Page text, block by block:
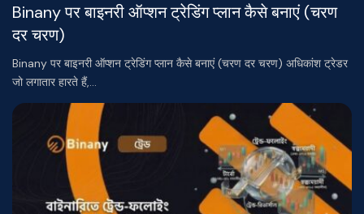
Binany पर बाइनरी ऑप्शन ट्रेडिंग प्लान कैसे बनाएं (चरण
दर चरण)
Binany पर बाइनरी ऑप्शन ट्रेडिंग प्लान कैसे बनाएं (चरण दर चरण) अधिकांश ट्रेडर
जो लगातार हारते हैं,…